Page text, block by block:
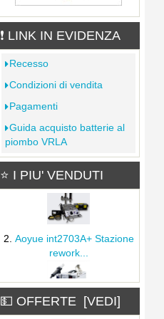
C032 Elemento riscaldante
per Aoyue B015
9.33€
Cavetti colorati per test
1.01€
Carrello dissaldante Aoyue
Filter Dock
4.61€
Kit 326 PCB Working
8.45€
Alcool Isopropilico 5000ml
Deko I.P.A.
30.94€ 28.32€
Mini tronchese 125mm
apertura a molla impugnatura
antiscivolo
❗ LINK IN EVIDENZA
Recesso
Condizioni di vendita
Pagamenti
Guida acquisto batterie al
piombo VRLA
⭐ I PIU' VENDUTI
Aoyue 866 3in1 Rework
Station
Aoyue int2703A+ Stazione
rework...
💵 OFFERTE [VEDI]